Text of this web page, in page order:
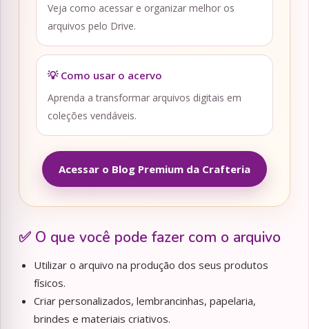
Veja como acessar e organizar melhor os
arquivos pelo Drive.
💡 Como usar o acervo
Aprenda a transformar arquivos digitais em
coleções vendáveis.
Acessar o Blog Premium da Crafteria
✅ O que você pode fazer com o arquivo
Utilizar o arquivo na produção dos seus produtos
físicos.
Criar personalizados, lembrancinhas, papelaria,
brindes e materiais criativos.